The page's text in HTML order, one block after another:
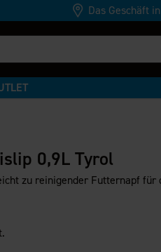
Das Geschäft
0,9L Tyrol
zu reinigender Futternapf für